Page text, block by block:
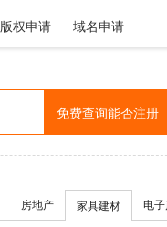
版权申请 域名申请
免费查询能否注册
房地产 家具建材 电